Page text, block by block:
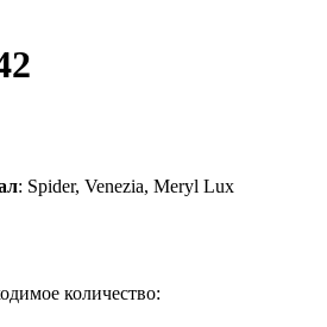
: Spider, Venezia, Meryl Lux
количество: